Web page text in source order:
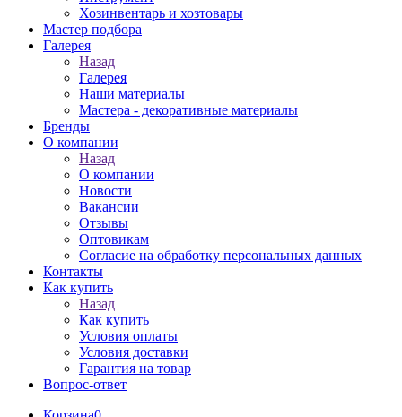
Хозинвентарь и хозтовары
Мастер подбора
Галерея
Назад
Галерея
Наши материалы
Мастера - декоративные материалы
Бренды
О компании
Назад
О компании
Новости
Вакансии
Отзывы
Оптовикам
Cогласие на обработку персональных данных
Контакты
Как купить
Назад
Как купить
Условия оплаты
Условия доставки
Гарантия на товар
Вопрос-ответ